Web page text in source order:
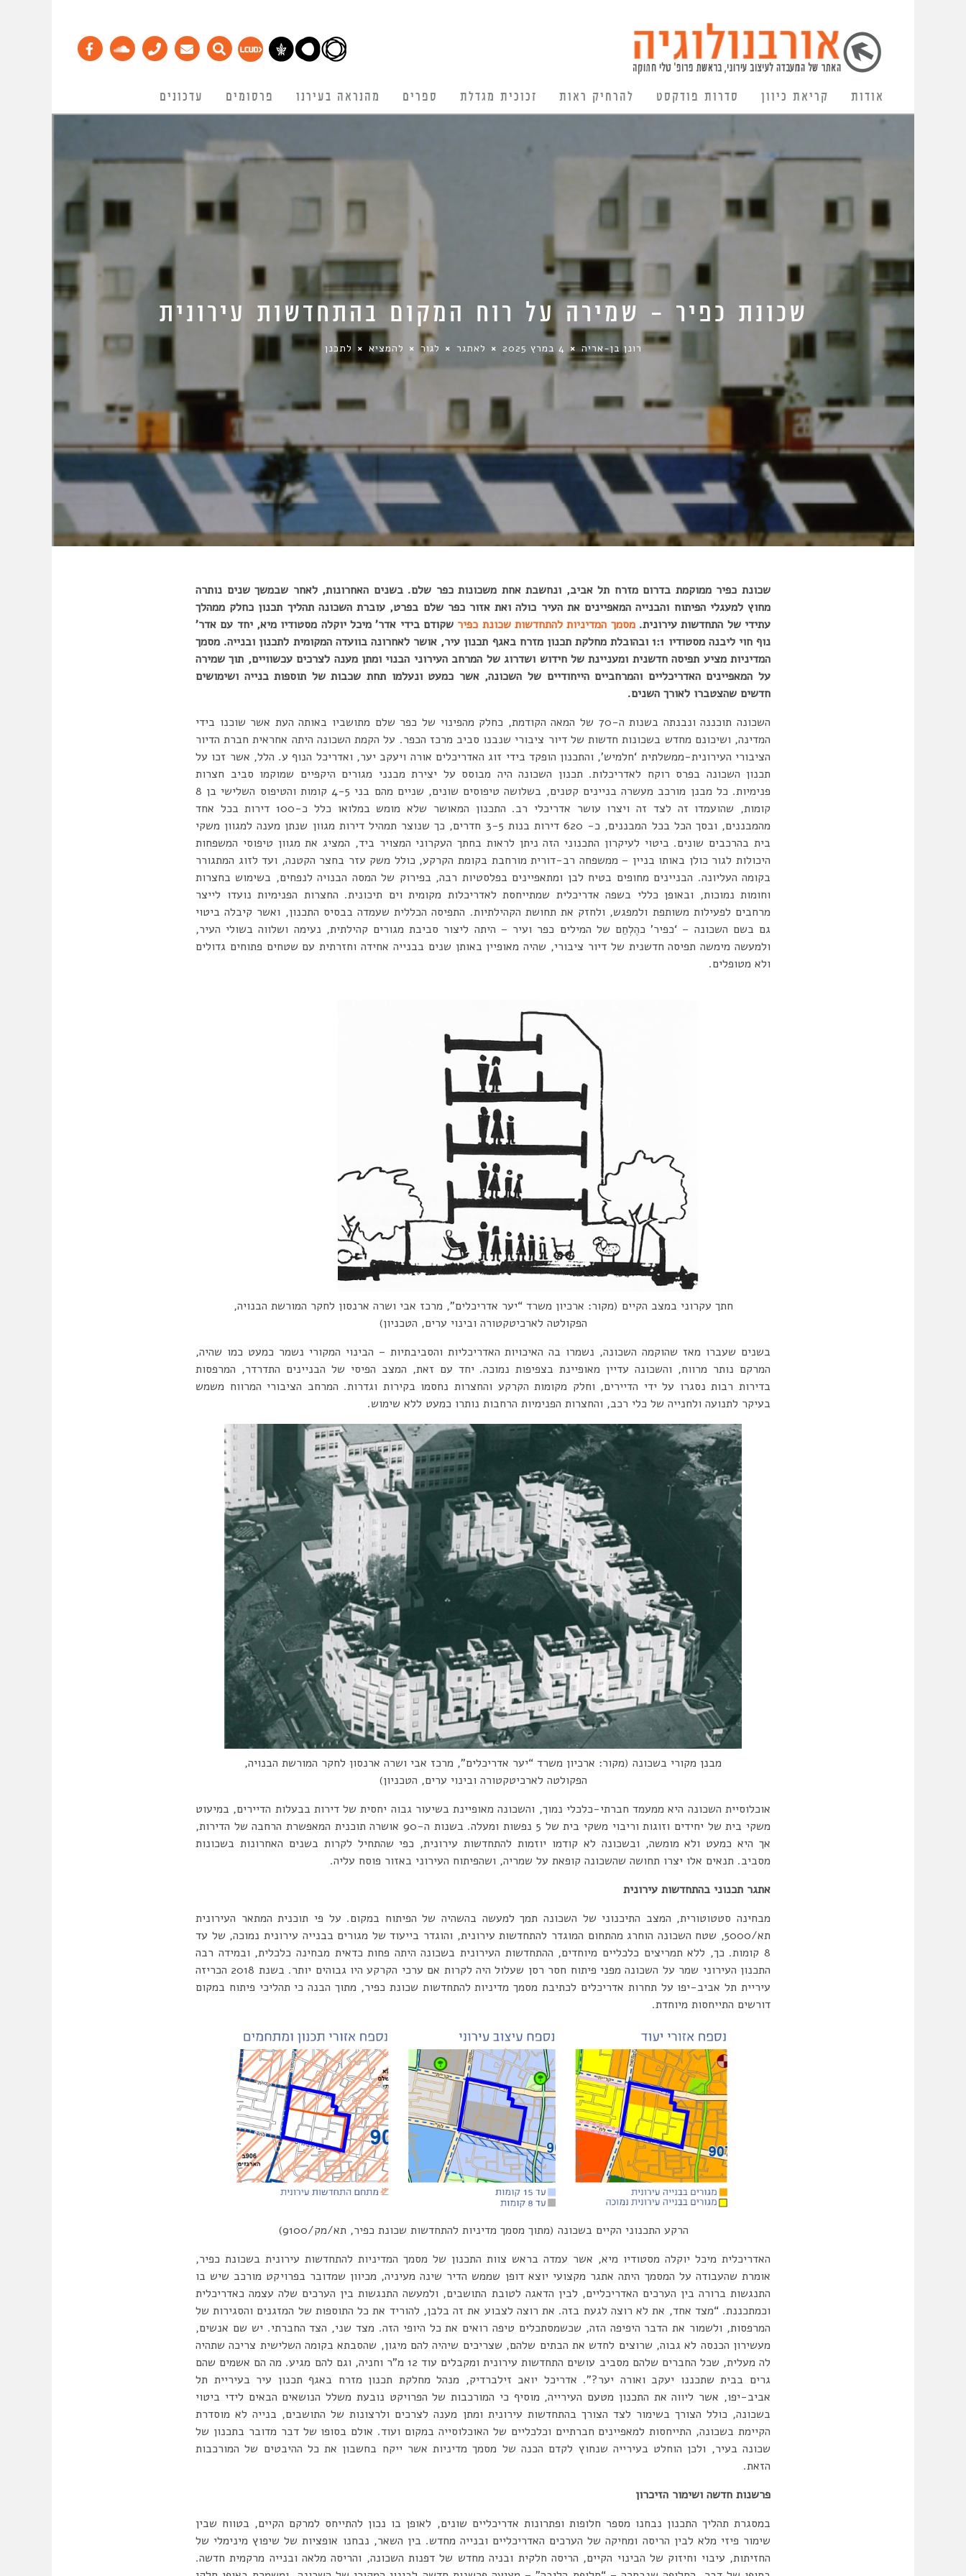
אודות קריאת כיוון סדרות פודקסט להרחיק ראות זכוכית מגדלת ספרים מהנראה בעירנו פרסומים עדכונים
שכונת כפיר – שמירה על רוח המקום בהתחדשות עירונית
רונן בן-אריה 4 במרץ 2025 לאתגר לגור להמציא לתכנן
שכונת כפיר ממוקמת בדרום מזרח תל אביב, ונחשבת אחת משכונות כפר שלם. בשנים האחרונות, לאחר שבמשך שנים נותרה
מחוץ למעגלי הפיתוח והבנייה המאפיינים את העיר כולה ואת אזור כפר שלם בפרט, עוברת השכונה תהליך תכנון כחלק ממהלך
עתידי של התחדשות עירונית.מסמך המדיניות להתחדשות שכונת כפיר שקודם בידי אדר’ מיכל יוקלה מסטודיו מיא, יחד עם אדר’
נוף חוי ליבנה מסטודיו 1:1 ובהובלת מחלקת תכנון מזרח באגף תכנון עיר, אושר לאחרונה בוועדה המקומית לתכנון ובנייה. מסמך
המדיניות מציע תפיסה חדשנית ומעניינת של חידוש ושדרוג של המרחב העירוני הבנוי ומתן מענה לצרכים עכשוויים, תוך שמירה
על המאפיינים האדריכליים והמרחביים הייחודיים של השכונה, אשר כמעט ונעלמו תחת שכבות של תוספות בנייה ושימושים
חדשים שהצטברו לאורך השנים.
השכונה תוכננה ונבנתה בשנות ה-70 של המאה הקודמת, כחלק מהפינוי של כפר שלם מתושביו באותה העת אשר שוכנו בידי
המדינה, ושיכונם מחדש בשכונות חדשות של דיור ציבורי שנבנו סביב מרכז הכפר. על הקמת השכונה היתה אחראית חברת הדיור
הציבורי העירונית-ממשלתית ‘חלמיש’, והתכנון הופקד בידי זוג האדריכלים אורה ויעקב יער, ואדריכל הנוף ע. הלל, אשר זכו על
תכנון השכונה בפרס רוקח לאדריכלות. תכנון השכונה היה מבוסס על יצירת מבנני מגורים היקפיים שמוקמו סביב חצרות
פנימיות. כל מבנן מורכב מעשרה בניינים קטנים, בשלושה טיפוסים שונים, שניים מהם בני 4-5 קומות והטיפוס השלישי בן 8
קומות, שהועמדו זה לצד זה ויצרו עושר אדריכלי רב. התכנון המאושר שלא מומש במלואו כלל כ-100 דירות בכל אחד
מהמבננים, ובסך הכל בכל המבננים, כ- 620 דירות בנות 3-5 חדרים, כך שנוצר תמהיל דירות מגוון שנתן מענה למגוון משקי
בית בהרכבים שונים. ביטוי לעיקרון התכנוני הזה ניתן לראות בחתך העקרוני המצויר ביד, המציג את מגוון טיפוסי המשפחות
היכולות לגור כולן באותו בניין – ממשפחה רב-דורית מורחבת בקומת הקרקע, כולל משק עזר בחצר הקטנה, ועד לזוג המתגורר
בקומה העליונה. הבניינים מחופים בטיח לבן ומתאפיינים בפלסטיות רבה, בפירוק של המסה הבנויה לנפחים, בשימוש בחצרות
וחומות נמוכות, ובאופן כללי בשפה אדריכלית שמתייחסת לאדריכלות מקומית וים תיכונית. החצרות הפנימיות נועדו לייצר
מרחבים לפעילות משותפת ולמפגש, ולחזק את תחושת הקהילתיות. התפיסה הכללית שעמדה בבסיס התכנון, ואשר קיבלה ביטוי
גם בשם השכונה – ‘כפיר’ כהֶלְחֵֵם של המילים כפר ועיר – היתה ליצור סביבת מגורים קהילתית, נעימה ושלווה בשולי העיר,
ולמעשה מימשה תפיסה חדשנית של דיור ציבורי, שהיה מאופיין באותן שנים בבנייה אחידה וחזרתית עם שטחים פתוחים גדולים
ולא מטופלים.
חתך עקרוני במצב הקיים (מקור: ארכיון משרד “יער אדריכלים”, מרכז אבי ושרה ארנסון לחקר המורשת הבנויה,
הפקולטה לארכיטקטורה ובינוי ערים, הטכניון)
בשנים שעברו מאז שהוקמה השכונה, נשמרו בה האיכויות האדריכליות והסביבתיות – הבינוי המקורי נשמר כמעט כמו שהיה,
המרקם נותר מרווח, והשכונה עדיין מאופיינת בצפיפות נמוכה. יחד עם זאת, המצב הפיסי של הבניינים התדרדר, המרפסות
בדירות רבות נסגרו על ידי הדיירים, וחלק מקומות הקרקע והחצרות נחסמו בקירות וגדרות. המרחב הציבורי המרווח משמש
בעיקר לתנועה ולחנייה של כלי רכב, והחצרות הפנימיות הרחבות נותרו כמעט ללא שימוש.
מבנן מקורי בשכונה (מקור: ארכיון משרד “יער אדריכלים”, מרכז אבי ושרה ארנסון לחקר המורשת הבנויה,
הפקולטה לארכיטקטורה ובינוי ערים, הטכניון)
אוכלוסיית השכונה היא ממעמד חברתי-כלכלי נמוך, והשכונה מאופיינת בשיעור גבוה יחסית של דירות בבעלות הדיירים, במיעוט
משקי בית של יחידים וזוגות וריבוי משקי בית של 5 נפשות ומעלה. בשנות ה-90 אושרה תוכנית המאפשרת הרחבה של הדירות,
אך היא כמעט ולא מומשה, ובשכונה לא קודמו יוזמות להתחדשות עירונית, כפי שהתחיל לקרות בשנים האחרונות בשכונות
מסביב. תנאים אלו יצרו תחושה שהשכונה קופאת על שמריה, ושהפיתוח העירוני באזור פוסח עליה.
אתגר תכנוני בהתחדשות עירונית
מבחינה סטטוטורית, המצב התיכנוני של השכונה תמך למעשה בהשהיה של הפיתוח במקום. על פי תוכנית המתאר העירונית
תא/5000, שטח השכונה הוחרג מהתחום המוגדר להתחדשות עירונית, והוגדר בייעוד של מגורים בבנייה עירונית נמוכה, של עד
8 קומות. כך, ללא תמריצים כלכליים מיוחדים, ההתחדשות העירונית בשכונה היתה פחות כדאית מבחינה כלכלית, ובמידה רבה
התכנון העירוני שמר על השכונה מפני פיתוח חסר רסן שעלול היה לקרות אם ערכי הקרקע היו גבוהים יותר. בשנת 2018 הכריזה
עיריית תל אביב-יפו על תחרות אדריכלים לכתיבת מסמך מדיניות להתחדשות שכונת כפיר, מתוך הבנה כי תהליכי פיתוח במקום
דורשים התייחסות מיוחדת.
הרקע התכנוני הקיים בשכונה (מתוך מסמך מדיניות להתחדשות שכונת כפיר, תא/מק/9100)
האדריכלית מיכל יוקלה מסטודיו מיא, אשר עמדה בראש צוות התכנון של מסמך המדיניות להתחדשות עירונית בשכונת כפיר,
אומרת שהעבודה על המסמך היתה אתגר מקצועי יוצא דופן שממש הדיר שינה מעיניה, מכיוון שמדובר בפרויקט מורכב שיש בו
התנגשות ברורה בין הערכים האדריכליים, לבין הדאגה לטובת התושבים, ולמעשה התנגשות בין הערכים שלה עצמה כאדריכלית
וכמתכננת. “מצד אחד, את לא רוצה לגעת בזה. את רוצה לצבוע את זה בלבן, להוריד את כל התוספות של המזגנים והסגירות של
המרפסות, ולשמור את הדבר היפיפה הזה, שכשמסתכלים טיפה רואים את כל היופי הזה. מצד שני, הצד החברתי. יש שם אנשים,
מעשירון הכנסה לא גבוה, שרוצים לחדש את הבתים שלהם, שצריכים שיהיה להם מיגון, שהסבתא בקומה השלישית צריכה שתהיה
לה מעלית, שכל החברים שלהם מסביב עושים התחדשות עירונית ומקבלים עוד 12 מ”ר וחניה, וגם להם מגיע. מה הם אשמים שהם
גרים בבית שתכננו יעקב ואורה יער?”. אדריכל יואב זילברדיק, מנהל מחלקת תכנון מזרח באגף תכנון עיר בעיריית תל
אביב-יפו, אשר ליווה את התכנון מטעם העירייה, מוסיף כי המורכבות של הפרויקט נובעת משלל הנושאים הבאים לידי ביטוי
בשכונה, כולל הצורך בשימור לצד הצורך בהתחדשות עירונית ומתן מענה לצרכים ולרצונות של התושבים, בנייה לא מוסדרת
הקיימת בשכונה, התייחסות למאפיינים חברתיים וכלכליים של האוכלוסייה במקום ועוד. אולם בסופו של דבר מדובר בתכנון של
שכונה בעיר, ולכן הוחלט בעירייה שנחוץ לקדם הכנה של מסמך מדיניות אשר ייקח בחשבון את כל ההיבטים של המורכבות
הזאת.
פרשנות חדשה ושימור הזיכרון
במסגרת תהליך התכנון נבחנו מספר חלופות ופתרונות אדריכליים שונים, לאופן בו נכון להתייחס למרקם הקיים, בטווח שבין
שימור פיזי מלא לבין הריסה ומחיקה של הערכים האדריכליים ובנייה מחדש. בין השאר, נבחנו אופציות של שיפוץ מינימלי של
החזיתות, עיבוי וחיזוק של הבינוי הקיים, הריסה חלקית ובניה מחדש של דפנות השכונה, והריסה מלאה ובנייה מרקמית חדשה.